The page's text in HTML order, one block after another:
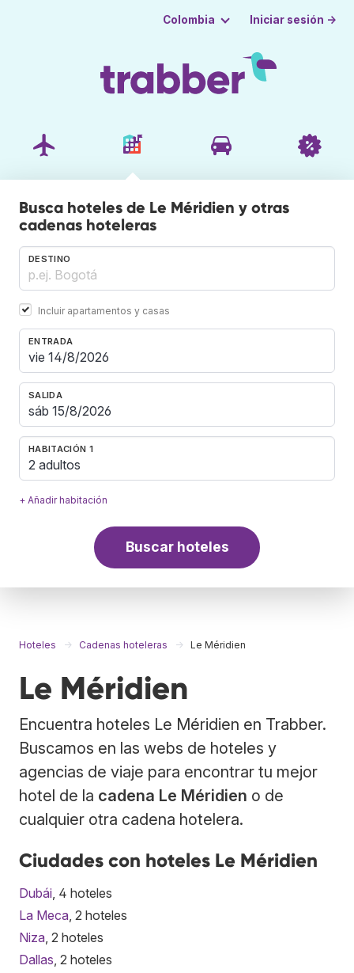
Colombia Iniciar sesión →
Busca hoteles de Le Méridien y otras
cadenas hoteleras
DESTINO
Incluir apartamentos y casas
ENTRADA
SALIDA
HABITACIÓN 1
2 adultos
+ Añadir habitación
Buscar hoteles
Hoteles Cadenas hoteleras Le Méridien
Le Méridien
Encuentra hoteles Le Méridien en Trabber.
Buscamos en las webs de hoteles y
agencias de viaje para encontrar tu mejor
hotel de la cadena Le Méridien o de
cualquier otra cadena hotelera.
Ciudades con hoteles Le Méridien
Dubái , 4 hoteles
La Meca , 2 hoteles
Niza , 2 hoteles
Dallas , 2 hoteles